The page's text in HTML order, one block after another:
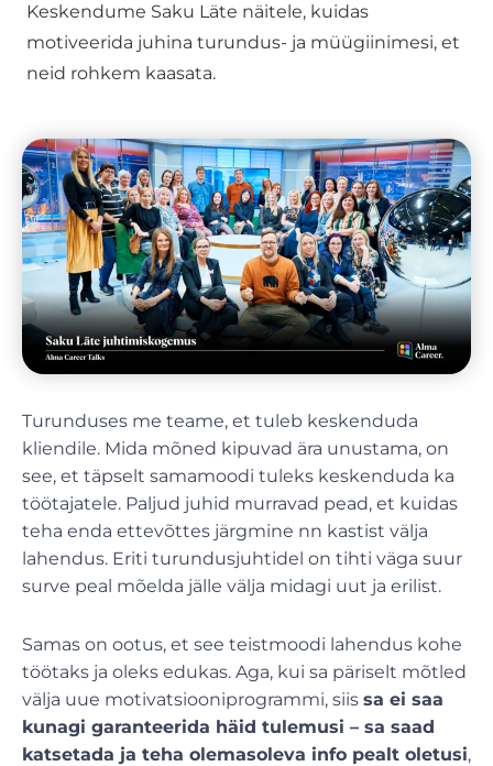
Keskendume Saku Läte näitele, kuidas
motiveerida juhina turundus- ja müügiinimesi, et
neid rohkem kaasata.
Turunduses me teame, et tuleb keskenduda
kliendile. Mida mõned kipuvad ära unustama, on
see, et täpselt samamoodi tuleks keskenduda ka
töötajatele. Paljud juhid murravad pead, et kuidas
teha enda ettevõttes järgmine nn kastist välja
lahendus. Eriti turundusjuhtidel on tihti väga suur
surve peal mõelda jälle välja midagi uut ja erilist.
Samas on ootus, et see teistmoodi lahendus kohe
töötaks ja oleks edukas. Aga, kui sa päriselt mõtled
välja uue motivatsiooniprogrammi, siis sa ei saa
kunagi garanteerida häid tulemusi – sa saad
katsetada ja teha olemasoleva info pealt oletusi,